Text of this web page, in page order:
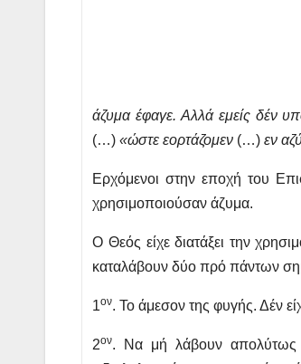
άζυμα έφαγε. Αλλά εμείς δέν
(…)«ώστε εορτάζομεν (…)εν
Ερχόμενοι στην εποχή του
χρησιμοποιούσαν άζυμα.
Ο Θεός είχε διατάξει την
καταλάβουν δύο πρό πάντων
1ον. Το άμεσον της φυγής. Δέν
2ον. Να μή λάβουν απολύτως